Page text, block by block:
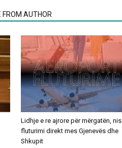
FROM AUTHOR
Lidhje e re ajrore për mërgatën, nis
fluturimi direkt mes Gjenevës dhe
Shkupit